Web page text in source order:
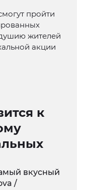
пройти
жителей
акции
к